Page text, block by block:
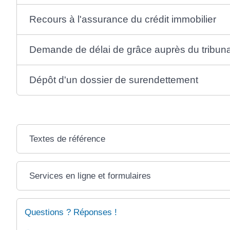
Recours à l'assurance du crédit immobilier
Demande de délai de grâce auprès du
Dépôt d'un dossier de surendettement
Textes de référence
Services en ligne et formulaires
Questions ? Réponses !